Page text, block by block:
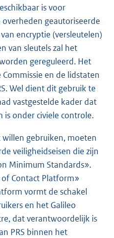
is voor
geautoriseerde
encryptie (versleutelen)
van sleutels zal het
gereguleerd. Het
en de lidstaten
Wel dient dit gebruik te
vastgestelde kader dat
is onder civiele controle.
gebruiken, moeten
veiligheidseisen die zijn
Minimum Standards».
Contact Platform»
vormt de schakel
en het Galileo
dat verantwoordelijk is
PRS binnen het